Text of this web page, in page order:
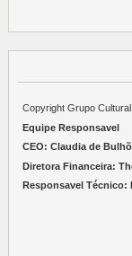
Copyright Grupo
Equipe Responsavel
CEO: Claudia de
Diretora Financeira:
Responsavel Técnico: